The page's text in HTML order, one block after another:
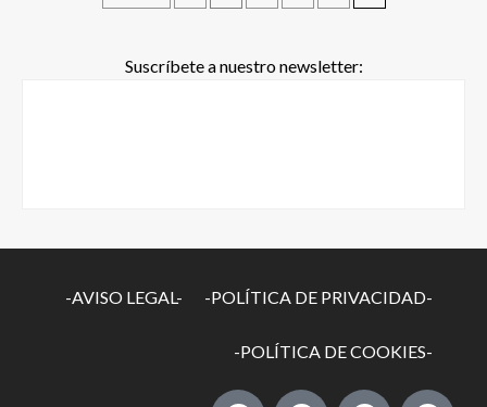
Suscríbete a nuestro newsletter:
-AVISO LEGAL- -POLÍTICA DE PRIVACIDAD-
-POLÍTICA DE COOKIES-